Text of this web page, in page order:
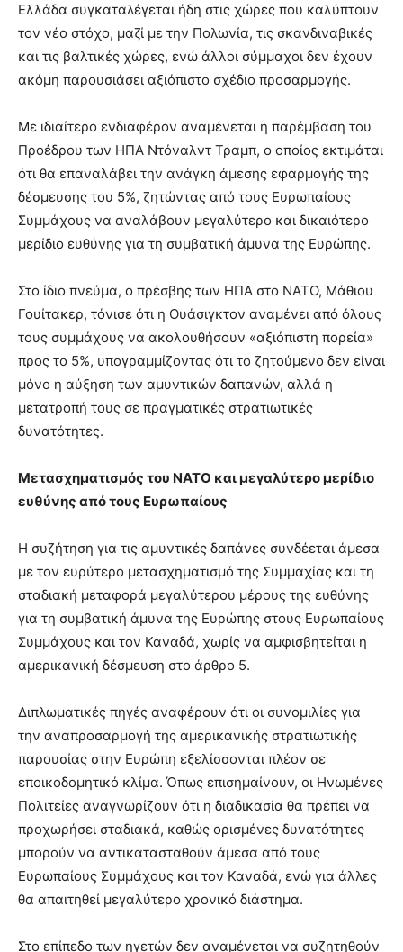
Ελλάδα συγκαταλέγεται ήδη στις χώρες που καλύπτουν
τον νέο στόχο, μαζί με την Πολωνία, τις σκανδιναβικές
και τις βαλτικές χώρες, ενώ άλλοι σύμμαχοι δεν έχουν
ακόμη παρουσιάσει αξιόπιστο σχέδιο προσαρμογής.
Με ιδιαίτερο ενδιαφέρον αναμένεται η παρέμβαση του
Προέδρου των ΗΠΑ Ντόναλντ Τραμπ, ο οποίος εκτιμάται
ότι θα επαναλάβει την ανάγκη άμεσης εφαρμογής της
δέσμευσης του 5%, ζητώντας από τους Ευρωπαίους
Συμμάχους να αναλάβουν μεγαλύτερο και δικαιότερο
μερίδιο ευθύνης για τη συμβατική άμυνα της Ευρώπης.
Στο ίδιο πνεύμα, ο πρέσβης των ΗΠΑ στο ΝΑΤΟ, Μάθιου
Γουίτακερ, τόνισε ότι η Ουάσιγκτον αναμένει από όλους
τους συμμάχους να ακολουθήσουν «αξιόπιστη πορεία»
προς το 5%, υπογραμμίζοντας ότι το ζητούμενο δεν είναι
μόνο η αύξηση των αμυντικών δαπανών, αλλά η
μετατροπή τους σε πραγματικές στρατιωτικές
δυνατότητες.
Μετασχηματισμός του ΝΑΤΟ και μεγαλύτερο μερίδιο
ευθύνης από τους Ευρωπαίους
Η συζήτηση για τις αμυντικές δαπάνες συνδέεται άμεσα
με τον ευρύτερο μετασχηματισμό της Συμμαχίας και τη
σταδιακή μεταφορά μεγαλύτερου μέρους της ευθύνης
για τη συμβατική άμυνα της Ευρώπης στους Ευρωπαίους
Συμμάχους και τον Καναδά, χωρίς να αμφισβητείται η
αμερικανική δέσμευση στο άρθρο 5.
Διπλωματικές πηγές αναφέρουν ότι οι συνομιλίες για
την αναπροσαρμογή της αμερικανικής στρατιωτικής
παρουσίας στην Ευρώπη εξελίσσονται πλέον σε
εποικοδομητικό κλίμα. Όπως επισημαίνουν, οι Ηνωμένες
Πολιτείες αναγνωρίζουν ότι η διαδικασία θα πρέπει να
προχωρήσει σταδιακά, καθώς ορισμένες δυνατότητες
μπορούν να αντικατασταθούν άμεσα από τους
Ευρωπαίους Συμμάχους και τον Καναδά, ενώ για άλλες
θα απαιτηθεί μεγαλύτερο χρονικό διάστημα.
Στο επίπεδο των ηγετών δεν αναμένεται να συζητηθούν